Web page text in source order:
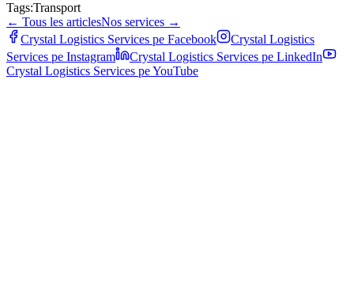
Tags:Transport
← Tous les articlesNos services →
Crystal Logistics Services pe Facebook
Crystal Logistics
Services pe Instagram Crystal Logistics Services pe LinkedIn
Crystal Logistics Services peYouTube